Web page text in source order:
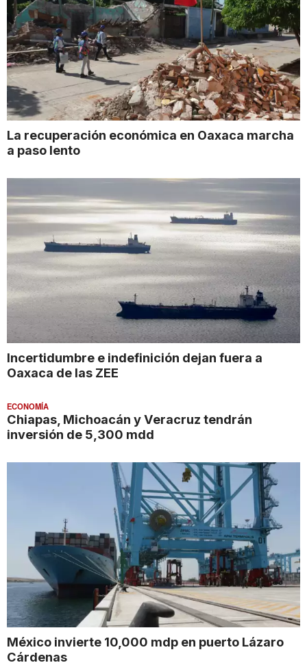
La recuperación económica en Oaxaca marcha
a paso lento
Incertidumbre e indefinición dejan fuera a
Oaxaca de las ZEE
ECONOMÍA
Chiapas, Michoacán y Veracruz tendrán
inversión de 5,300 mdd
México invierte 10,000 mdp en puerto Lázaro
Cárdenas